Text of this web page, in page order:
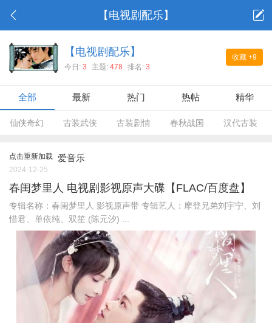
【电视剧配乐】
收藏 +9
【电视剧配乐】
今日: 3 主题: 478 排名: 3
全部 最新 热门 热帖 精华
仙侠奇幻 古装武侠 古装剧情 春秋战国 汉代古装
点击重新加载 爱音乐
2024-12-25
春闺梦里人 电视剧影视原声大碟【FLAC/百度盘】
专辑名称：春闺梦里人 影视原声带 专辑艺人：摩登兄弟刘宇宁、刘
惜君、单依纯、双笙 (陈元汐) ...